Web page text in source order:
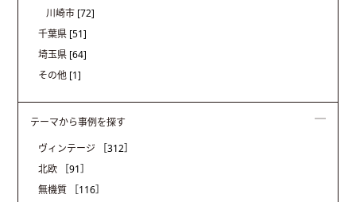
川崎市 [72]
千葉県 [51]
埼玉県 [64]
その他 [1]
テーマから事例を探す
ヴィンテージ
［312］
北欧
［91］
無機質
［116］